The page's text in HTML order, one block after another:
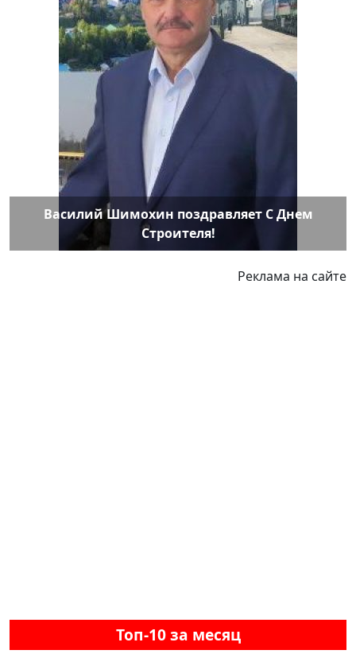
Василий Шимохин поздравляет С Днем
Строителя!
Реклама на сайте
Топ-10 за месяц